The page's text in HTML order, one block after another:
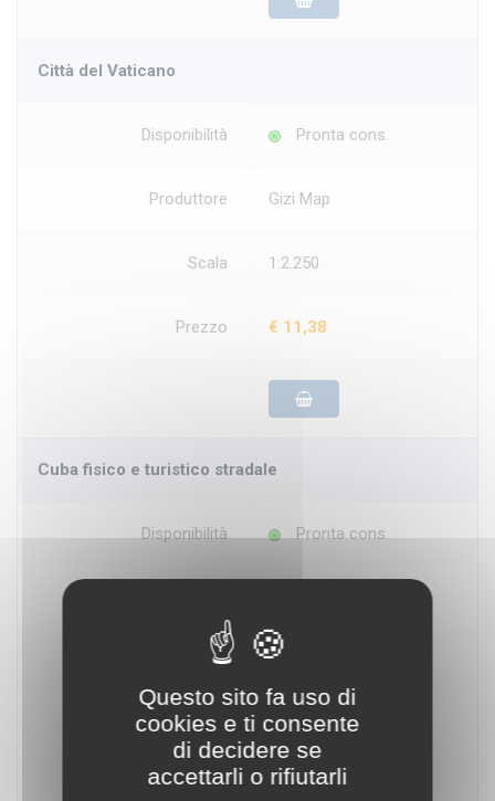
Città del Vaticano
Disponibilità Pronta cons.
Produttore Gizi Map
Scala 1:2.250
Prezzo € 11,38
Cuba fisico e turistico stradale
Disponibilità Pronta cons.
Scala 1:1.000.000
Prezzo € 11,38
Questo sito fa uso di
cookies e ti consente
di decidere se
accettarli o rifiutarli